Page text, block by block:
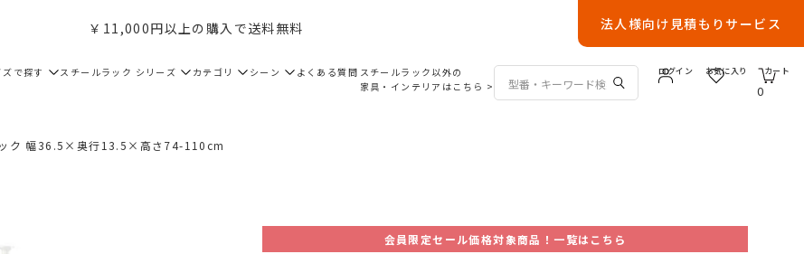
￥11,000円以上の購入で送料無料 法人様向け見積もりサービス
で探す スチールラック シリーズ カテゴリ シーン よくある質問 スチールラック以外の
家具・インテリアはこちら >
ログイン お気に入り
0
カート
ク 幅36.5×奥行13.5×高さ74-110cm
会員限定セール価格対象商品！一覧はこちら